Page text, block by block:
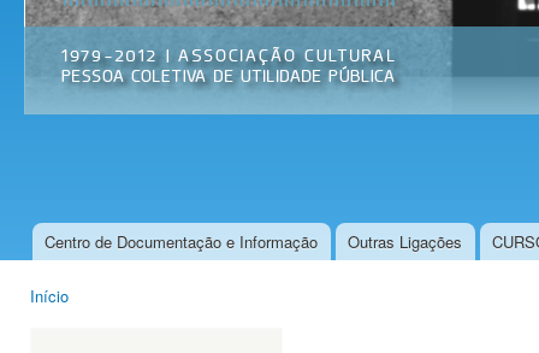
Menu principal
Centro de Documentação e Informação Outras Ligações
Início